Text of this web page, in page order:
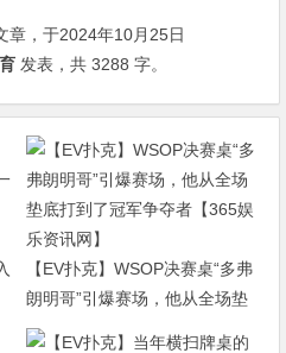
章，于2024年10月25日
发表，共 3288 字。
【EV扑克】WSOP决赛桌“多弗
朗明哥”引爆赛场，他从全场垫
底打到了冠军争夺者【365娱乐